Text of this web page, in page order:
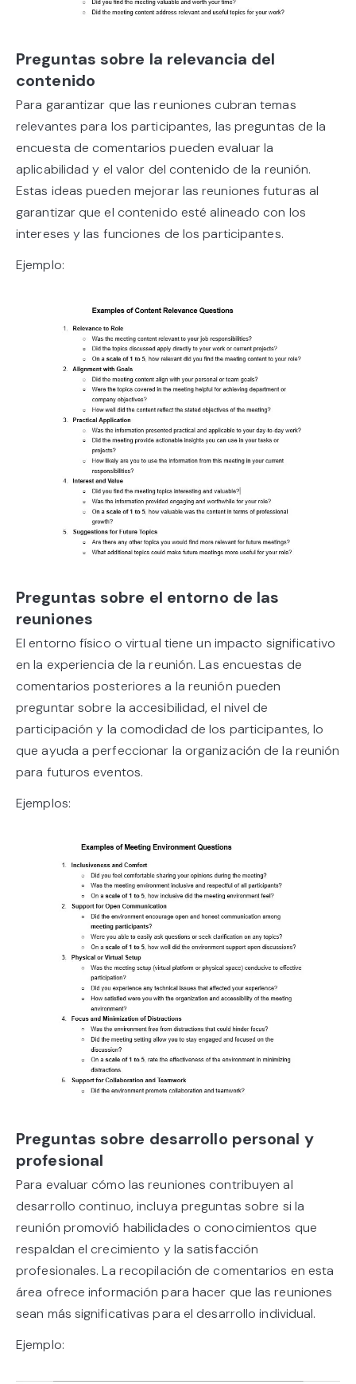
Preguntas sobre la relevancia del
contenido
Para garantizar que las reuniones cubran temas
relevantes para los participantes, las preguntas de la
encuesta de comentarios pueden evaluar la
aplicabilidad y el valor del contenido de la reunión.
Estas ideas pueden mejorar las reuniones futuras al
garantizar que el contenido esté alineado con los
intereses y las funciones de los participantes.
Ejemplo:
Preguntas sobre el entorno de las
reuniones
El entorno físico o virtual tiene un impacto significativo
en la experiencia de la reunión. Las encuestas de
comentarios posteriores a la reunión pueden
preguntar sobre la accesibilidad, el nivel de
participación y la comodidad de los participantes, lo
que ayuda a perfeccionar la organización de la reunión
para futuros eventos.
Ejemplos:
Preguntas sobre desarrollo personal y
profesional
Para evaluar cómo las reuniones contribuyen al
desarrollo continuo, incluya preguntas sobre si la
reunión promovió habilidades o conocimientos que
respaldan el crecimiento y la satisfacción
profesionales. La recopilación de comentarios en esta
área ofrece información para hacer que las reuniones
sean más significativas para el desarrollo individual.
Ejemplo: